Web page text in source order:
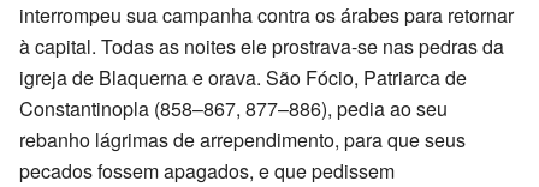
interrompeu sua campanha contra os árabes para retornar
à capital. Todas as noites ele prostrava-se nas pedras da
igreja de Blaquerna e orava. São Fócio, Patriarca de
Constantinopla (858–867, 877–886), pedia ao seu
rebanho lágrimas de arrependimento, para que seus
pecados fossem apagados, e que pedissem